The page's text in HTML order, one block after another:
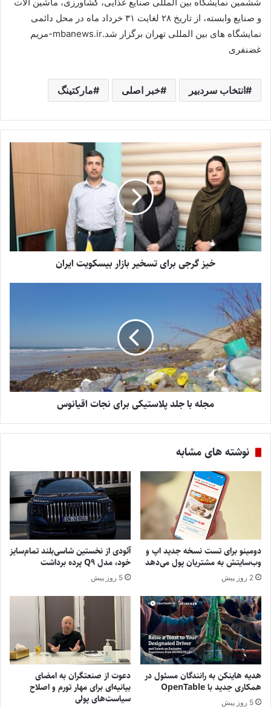
ششمین نمایشگاه بین المللی صنایع غذایی، کشاورزی، ماشین آلات
و صنایع وابسته، از تاریخ ۲۸ لغایت ۳۱ خرداد ماه در محل دائمی
نمایشگاه های بین المللی تهران برگزار شد.mbanews.ir-مریم
غضنفری
انتخاب سردبیر خبر اصلی مارکتینگ
خیز گرجی برای تسخیر بازار بیسکویت ایران
مجله با جلد پلاستیکی برای نجات اقیانوس
نوشته های مشابه
دومینو برای تست نسخه جدید اپ و
وب‌سایتش به مشتریان پول می‌دهد
2 روز پیش
آئودی از نخستین شاسی‌بلند تمام‌سایز
خود، مدل Q9 پرده برداشت
5 روز پیش
هدیه هاینکن به رانندگان مسئول در
همکاری جدید با OpenTable
5 روز پیش
دعوت از صنعتگران به امضای
بیانیه‌ای برای مهار تورم و اصلاح
سیاست‌های پولی